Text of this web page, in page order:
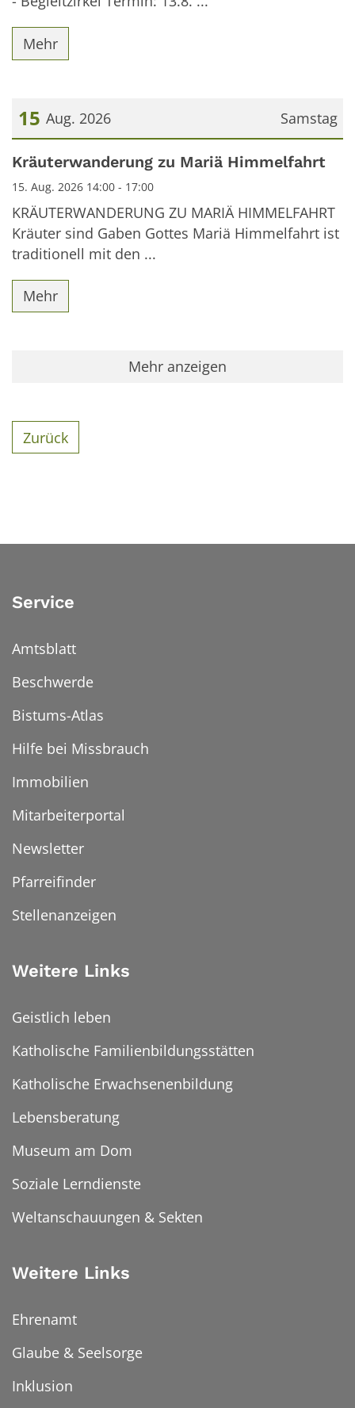
Mehr
Samstag
15 Aug. 2026
Datum: 15. August 2026
Kräuterwanderung zu Mariä Himmelfahrt
15. Aug. 2026 14:00 - 17:00
KRÄUTERWANDERUNG ZU MARIÄ HIMMELFAHRT
Kräuter sind Gaben Gottes Mariä Himmelfahrt ist
traditionell mit den ...
Mehr
Mehr anzeigen
Zurück
Service
Amtsblatt
Beschwerde
Bistums-Atlas
Hilfe bei Missbrauch
Immobilien
Mitarbeiterportal
Newsletter
Pfarreifinder
Stellenanzeigen
Weitere Links
Geistlich leben
Katholische Familienbildungsstätten
Katholische Erwachsenenbildung
Lebensberatung
Museum am Dom
Soziale Lerndienste
Weltanschauungen & Sekten
Weitere Links
Ehrenamt
Glaube & Seelsorge
Inklusion